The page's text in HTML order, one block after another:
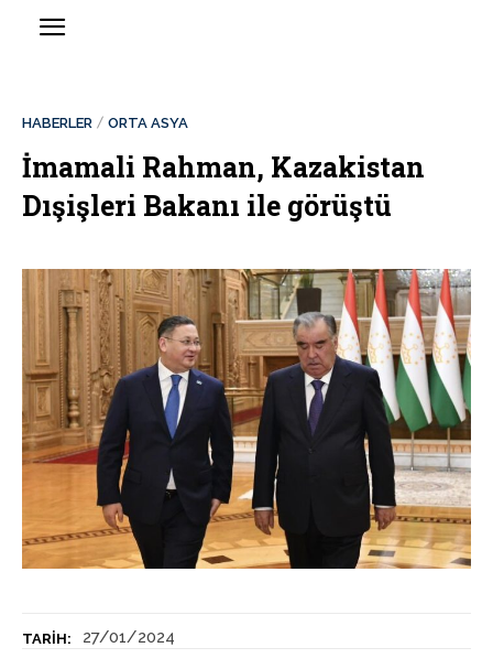
TARIH: 27/01/2024
HABERLER ORTA ASYA
İmamali Rahman, Kazakistan
Dışişleri Bakanı ile görüştü